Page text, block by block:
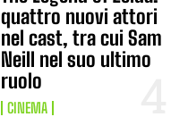
quattro nuovi attori
nel cast, tra cui Sam
Neill nel suo ultimo
ruolo
CINEMA